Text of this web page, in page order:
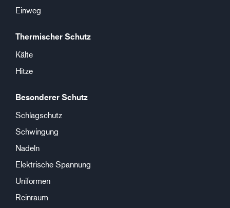
Einweg
Thermischer Schutz
Kälte
Hitze
Besonderer Schutz
Schlagschutz
Schwingung
Nadeln
Elektrische Spannung
Uniformen
Reinraum